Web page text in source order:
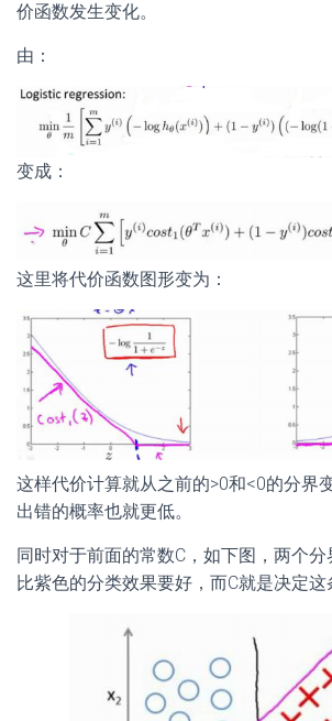
价函数发生变化。
由：
变成：
这里将代价函数图形变为：
这样代价计算就从之前的>0和<0的分界
出错的概率也就更低。
同时对于前面的常数C，如下图，两个
比紫色的分类效果要好，而C就是决定这